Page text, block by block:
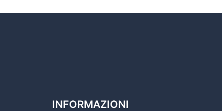
INFORMAZIONI